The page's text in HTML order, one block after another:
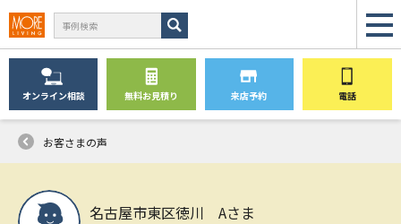
オンライン相談 無料お見積り 来店予約 電話
お客さまの声
名古屋市東区徳川 Aさま